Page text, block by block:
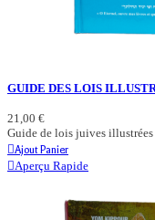
GUIDE DES LOIS
21,00 €
Guide de lois juives
Ajout Panier
Aperçu Rapide